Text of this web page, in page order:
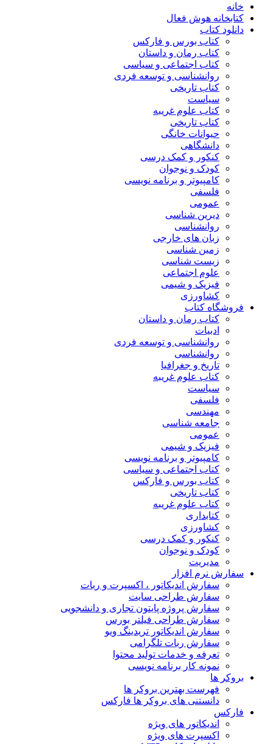
خانه
کتابخانه هوش فعال
دانلود کتاب
کتاب بورس و فارکس
کتاب رمان و داستان
کتاب اجتماعی و سیاسی
روانشناسی و توسعه فردی
کتاب تاریخی
سیاست
کتاب علوم غریبه
کتاب تاریخی
حیوانات خانگی
دانشگاهی
کنکور و کمک‌ درسی
کودک و نوجوان
کامپیوتر و برنامه نویسی
فلسفی
عمومی
دیرین شناسی
روانشناسی
زبان های خارجی
زمین شناسی
زیست شناسی
علوم اجتماعی
فیزیک و شیمی
کشاورزی
فروشگاه کتاب
کتاب رمان و داستان
ادبیات
روانشناسی و توسعه فردی
روانشناسی
تاریخ و جغرافیا
کتاب علوم غریبه
سیاست
فلسفی
مهندسی
جامعه شناسی
عمومی
فیزیک و شیمی
کامپیوتر و برنامه نویسی
کتاب اجتماعی و سیاسی
کتاب بورس و فارکس
کتاب تاریخی
کتاب علوم غریبه
کتابداری
کشاورزی
کنکور و کمک‌ درسی
کودک و نوجوان
مدیریت
سفارش نرم افزار
سفارش اندیکاتور ، اکسپرت و ربات
سفارش طراحی سایت
سفارش پروژه پایتون تجاری و دانشجویی
سفارش طراحی فیلتر بورس
سفارش اندیکاتور تریدینگ ویو
سفارش ربات تلگرامی
تعرفه و خدمات تولید محتوا
نمونه کار برنامه نویسی
بروکر ها
فهرست بهترین بروکر ها
دانستنی های بروکر ها فارکس
فارکس
اندیکاتور های ویژه
اکسپرت های ویژه